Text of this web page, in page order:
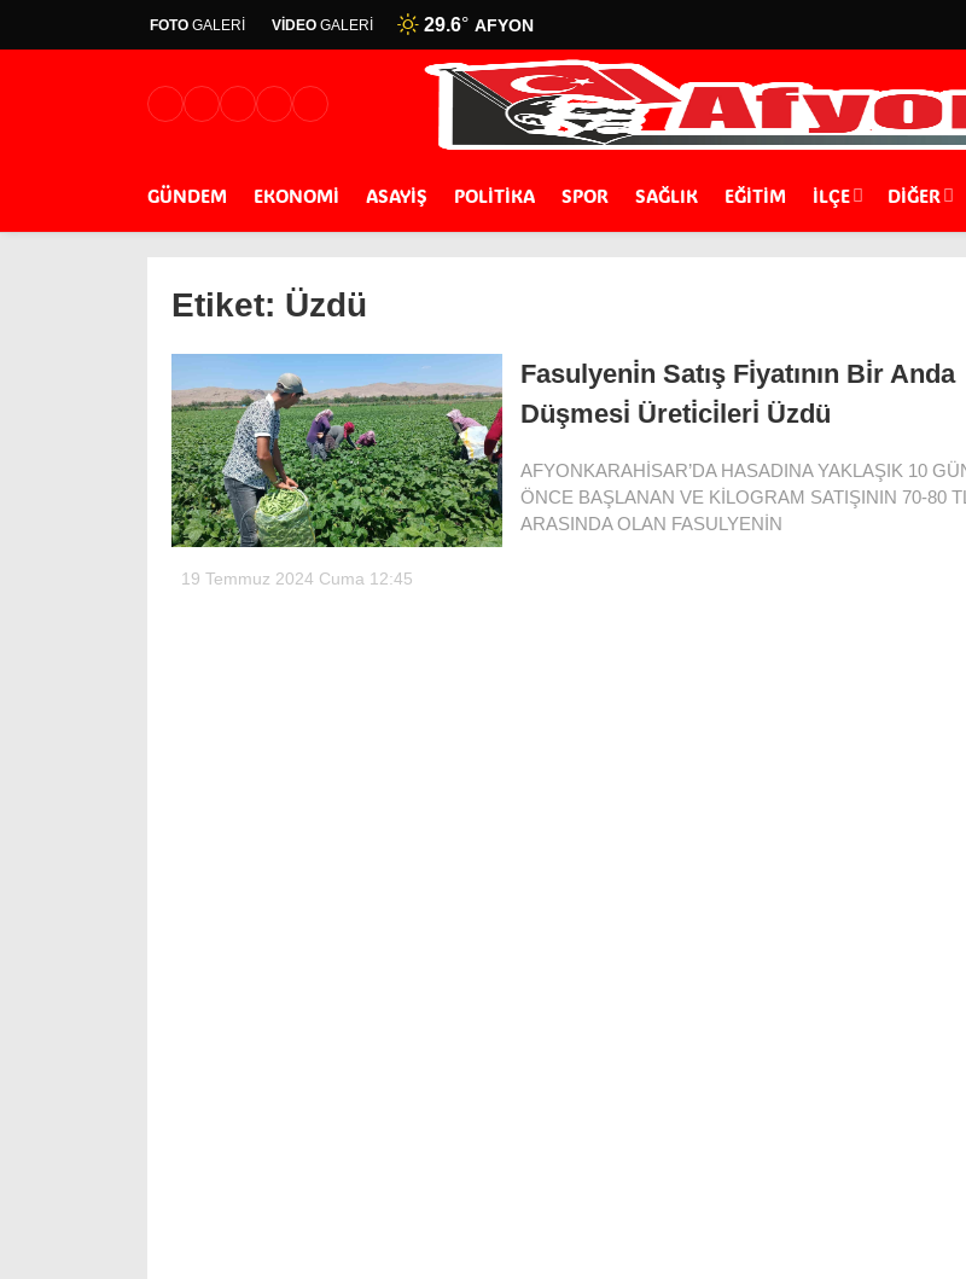
FOTO GALERİ VİDEO GALERİ 29.6° AFYON
GÜNDEM EKONOMİ ASAYİŞ POLİTİKA SPOR SAĞLIK EĞİTİM İLÇE DIĞER
Etiket: Üzdü
Fasulyeni̇n Satış Fi̇yatının Bi̇r Anda
Düşmesi̇ Üreti̇ci̇leri̇ Üzdü
AFYONKARAHİSAR’DA HASADINA YAKLAŞIK 10
ÖNCE BAŞLANAN VE KİLOGRAM SATIŞININ 70-80 TL
ARASINDA OLAN FASULYENİN
19 Temmuz 2024 Cuma 12:45